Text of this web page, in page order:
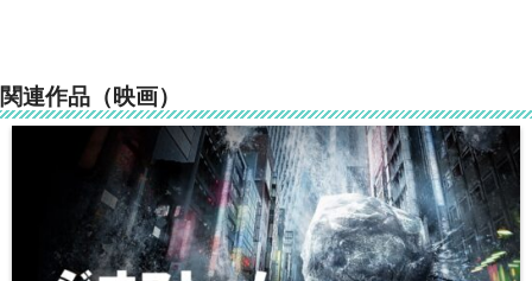
関連作品（映画）